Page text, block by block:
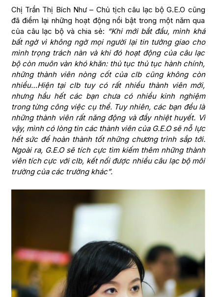
Chị Trần Thị Bích Như – Chủ tịch câu lạc bộ G.E.O cũng
đã điểm lại những hoạt động nổi bật trong một năm qua
của câu lạc bộ và chia sẻ: “Khi mới bắt đầu, mình khá
bất ngờ vì không ngờ mọi người lại tin tưởng giao cho
mình trọng trách nàn và khi đó hoạt động của câu lạc
bộ còn muôn vàn khó khăn: thủ tục thủ tục hành chính,
những thành viên nòng cốt của clb cũng không còn
nhiều…Hiện tại clb tuy có rất nhiều thành viên mới,
nhưng hầu hết các bạn chưa có nhiều kinh nghiệm
trong từng công việc cụ thể. Tuy nhiên, các bạn đều là
những thành viên rất năng động và đầy nhiệt huyết. Vì
vậy, mình có lòng tin các thành viên của G.E.O sẽ nỗ lực
hết sức để hoàn thành tốt những chương trình sắp tới.
Ngoài ra, G.E.O sẽ tích cực tìm kiếm thêm những thành
viên tích cực với clb, kết nối được nhiều câu lạc bộ môi
trường của các trường khác”.